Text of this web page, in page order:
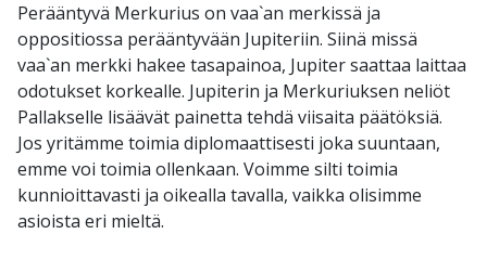
Perääntyvä Merkurius on vaa`an merkissä ja
oppositiossa perääntyvään Jupiteriin. Siinä missä
vaa`an merkki hakee tasapainoa, Jupiter saattaa laittaa
odotukset korkealle. Jupiterin ja Merkuriuksen neliöt
Pallakselle lisäävät painetta tehdä viisaita päätöksiä.
Jos yritämme toimia diplomaattisesti joka suuntaan,
emme voi toimia ollenkaan. Voimme silti toimia
kunnioittavasti ja oikealla tavalla, vaikka olisimme
asioista eri mieltä.